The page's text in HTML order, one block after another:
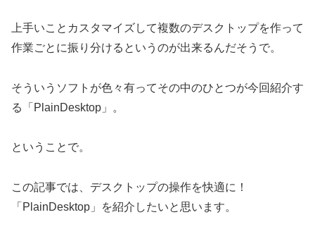
上手いことカスタマイズして複数のデスクトップを作って
作業ごとに振り分けるというのが出来るんだそうで。
そういうソフトが色々有ってその中のひとつが今回紹介す
る「PlainDesktop」。
ということで。
この記事では、デスクトップの操作を快適に！
「PlainDesktop」を紹介したいと思います。